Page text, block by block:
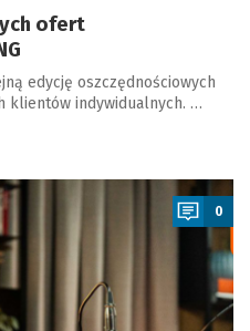
ofert
edycję oszczędnościowych
klientów indywidualnych. …
0